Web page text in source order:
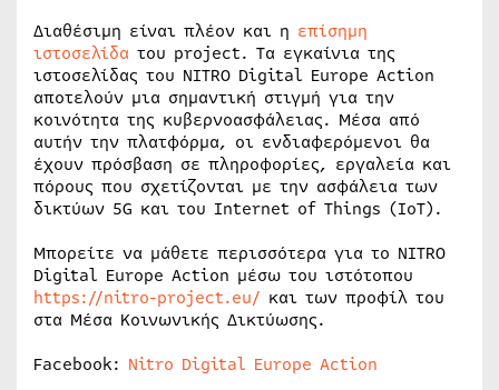
Διαθέσιμη είναι πλέον και η επίσημη
ιστοσελίδα του project. Τα εγκαίνια της
ιστοσελίδας του NITRO Digital Europe Action
αποτελούν μια σημαντική στιγμή για την
κοινότητα της κυβερνοασφάλειας. Μέσα από
αυτήν την πλατφόρμα, οι ενδιαφερόμενοι θα
έχουν πρόσβαση σε πληροφορίες, εργαλεία και
πόρους που σχετίζονται με την ασφάλεια των
δικτύων 5G και του Internet of Things (IoT).
Μπορείτε να μάθετε περισσότερα για το NITRO
Digital Europe Action μέσω του ιστότοπου
https://nitro-project.eu/ και των προφίλ του
στα Μέσα Κοινωνικής Δικτύωσης.
Facebook: Nitro Digital Europe Action